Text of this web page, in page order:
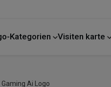
Kategorien Visiten karte
Ai Logo